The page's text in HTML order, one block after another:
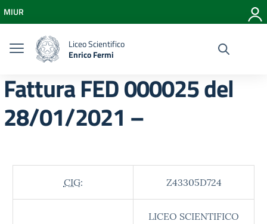
Vai al menu di navigazione
Vai al footer
MIUR
Liceo Scientifico
Enrico Fermi
Fattura FED 000025 del
28/01/2021 –
CIG: Z43305D724
LICEO SCIENTIFICO